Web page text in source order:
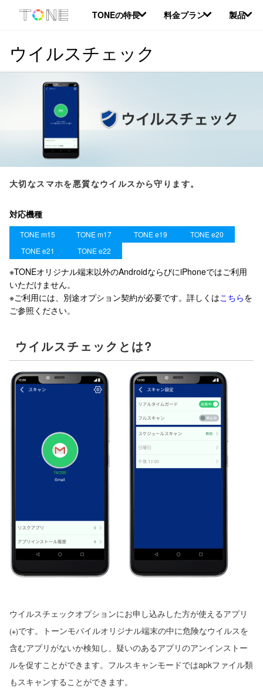
文
TONEの特長 料金プラン 製品
ウイルスチェック
大切なスマホを悪質なウイルスから守ります。
対応機種
TONE m15 TONE m17 TONE e19
TONE e20
TONE e21
TONE e22
※TONEオリジナル端末以外のAndroidならびにiPhoneではご利用
いただけません。
※ご利用には、別途オプション契約が必要です。詳しくはこちらを
ご参照ください。
ウイルスチェックとは?
ウイルスチェックオプションにお申し込みした方が使えるアプリ
(※)です。トーンモバイルオリジナル端末の中に危険なウイルスを
含むアプリがないか検知し、疑いのあるアプリのアンインストー
ルを促すことができます。フルスキャンモードではapkファイル類
もスキャンすることができます。